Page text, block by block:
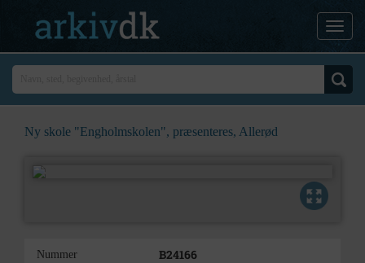
Ny skole "Engholmskolen", præsenteres, Allerød
Nummer B24166